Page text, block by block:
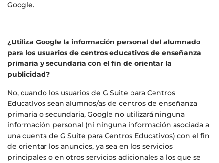
Google.
¿Utiliza Google la información personal del alumnado
para los usuarios de centros educativos de enseñanza
primaria y secundaria con el fin de orientar la
publicidad?
No, cuando los usuarios de G Suite para Centros
Educativos sean alumnos/as de centros de enseñanza
primaria o secundaria, Google no utilizará ninguna
información personal (ni ninguna información asociada a
una cuenta de G Suite para Centros Educativos) con el fin
de orientar los anuncios, ya sea en los servicios
principales o en otros servicios adicionales a los que se